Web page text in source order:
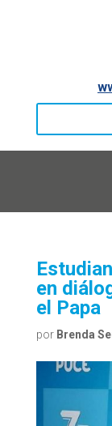
en
el Papa
por Brenda